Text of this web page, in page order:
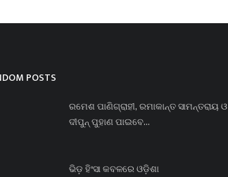
POSTS
ରମେଶ ପାଣିଗ୍ରାହୀ, ରମାକାନ୍ତ ସାମନ୍ତରାୟ ଓ
ଦୀପୁନ୍ ପୁହାଣ ପାଇବେ...
ଭିଡ଼ ହିଂସା କବଳରେ ଓଡ଼ିଶା